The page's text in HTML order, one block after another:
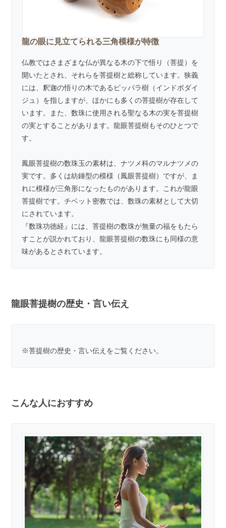
龍の眼に見立てられる三角模様が特徴
仏教ではさまざまな仏が異なる木の下で悟り（菩提）を
開いたとされ、それらを菩提樹と総称しています。狭義
には、釈迦の悟りの木であるピッパラ樹（インドボダイ
ジュ）を指しますが、ほかにも多くの菩提樹が存在して
います。また、数珠に使用される聖なる木の実を菩提樹
の実とすることがあります。龍眼菩提樹もそのひとつで
す。
鳳眼菩提樹の数珠玉の素材は、ナツメ科のマルナツメの
実です。多くは紡錘型の模様（鳳眼菩提樹）ですが、ま
れに模様が三角形になったものがあります。これが龍眼
菩提樹です。チベット密教では、数珠の素材として大切
にされています。
『数珠功徳経』には、菩提樹の数珠が無量の福をもたら
すことが説かれており、龍眼菩提樹の数珠にも同様の意
味があるとされています。
龍眼菩提樹の歴史・言い伝え
※菩提樹の歴史・言い伝え をご覧ください。
こんな人におすすめ